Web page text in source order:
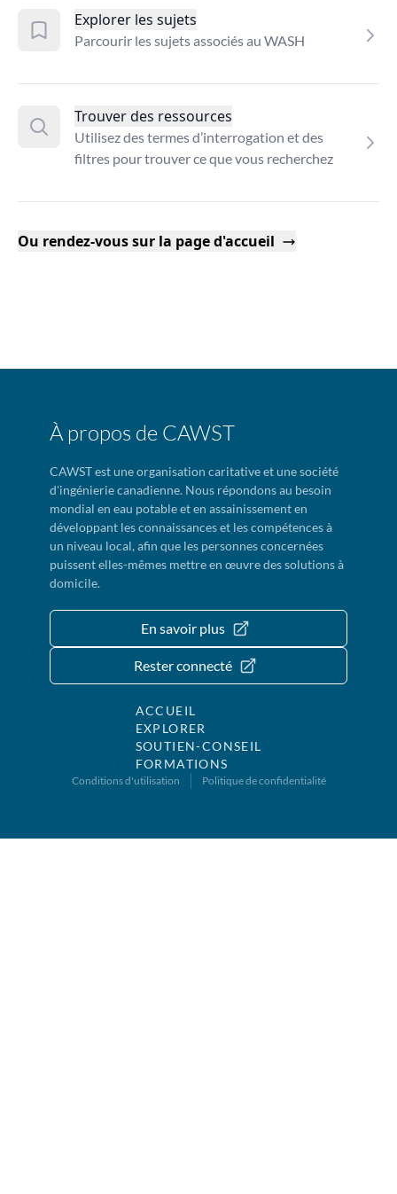
Explorer les sujets
Parcourir les sujets associés au WASH
Trouver des ressources
Utilisez des termes d’interrogation et des
filtres pour trouver ce que vous recherchez
Ou rendez-vous sur la page d'accueil
À propos de CAWST
CAWST est une organisation caritative et une société
d'ingénierie canadienne. Nous répondons au besoin
mondial en eau potable et en assainissement en
développant les connaissances et les compétences à
un niveau local, afin que les personnes concernées
puissent elles-mêmes mettre en œuvre des solutions à
domicile.
En savoir plus
Rester connecté
ACCUEIL
EXPLORER
SOUTIEN-CONSEIL
FORMATIONS
Conditions d'utilisation Politique de confidentialité